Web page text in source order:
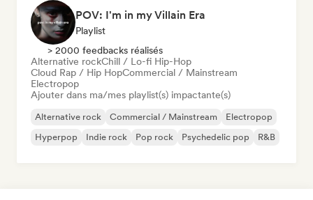
POV: I'm in my Villain Era
Playlist
> 2000 feedbacks réalisés
Alternative rockChill / Lo-fi Hip-Hop
Cloud Rap / Hip HopCommercial / Mainstream
Electropop
Ajouter dans ma/mes playlist(s) impactante(s)
Alternative rock Commercial / Mainstream
Electropop
Hyperpop
Indie rock Pop rock Psychedelic pop R&B